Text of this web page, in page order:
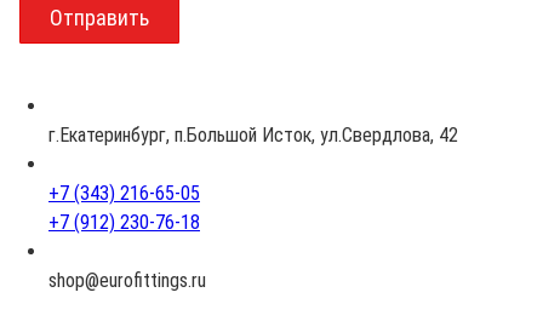
з
г.Екатеринбург, п.Большой Исток, ул.Свердлова, 42
+7 (343) 216-65-05
+7 (912) 230-76-18
shop@eurofittings.ru